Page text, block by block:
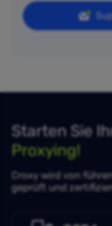
Starten Sie
Proxying!
Croxy wird von
geprüft und